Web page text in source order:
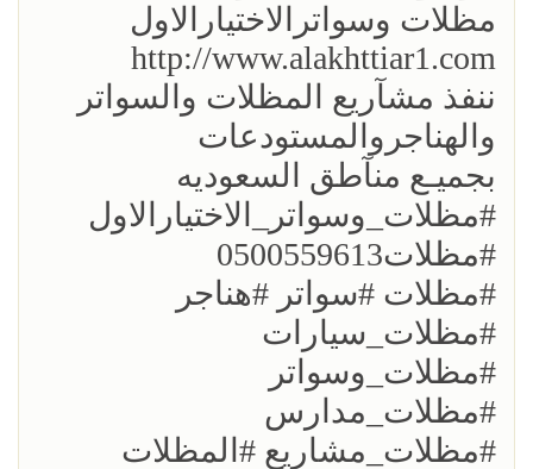
مظلات وسواترالاختيارالاول
http://www.alakhttiar1.com
ننفذ مشآريع المظلات والسواتر
والهناجروالمستودعات
بجميـع منآطق السعوديه
#مظلات_وسواتر_الاختيارالاول
#مظلات0500559613
#مظلات #سواتر #هناجر
#مظلات_سيارات
#مظلات_وسواتر
#مظلات_مدارس
#مظلات_مشاريع #المظلات